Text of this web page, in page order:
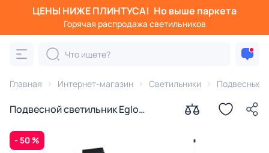
ЦЕНЫ НИЖЕ ПЛИНТУСА! Но выше паркета
Горячая распродажа светильников
Главная Интернет-магазин Светильники Подвесные
Подвесной светильник Eglo
- 50 %